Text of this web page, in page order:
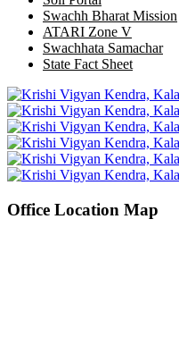
Swachh Bharat Mission
ATARI Zone V
Swachhata Samachar
State Fact Sheet
Office Location Map